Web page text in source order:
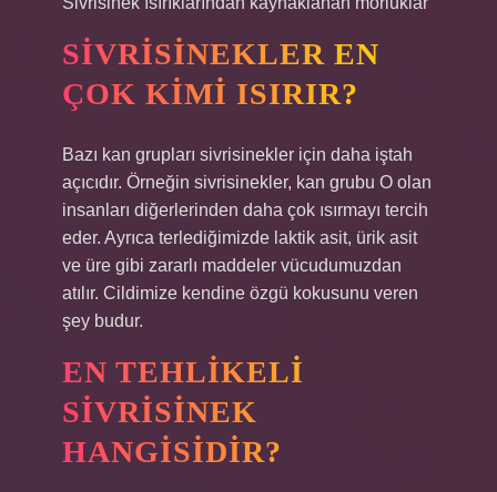
SIVRISINEKLER EN
ÇOK KIMI ISIRIR?
Bazı kan grupları sivrisinekler için daha iştah
açıcıdır. Örneğin sivrisinekler, kan grubu O olan
insanları diğerlerinden daha çok ısırmayı tercih
eder. Ayrıca terlediğimizde laktik asit, ürik asit
ve üre gibi zararlı maddeler vücudumuzdan
atılır. Cildimize kendine özgü kokusunu veren
şey budur.
EN TEHLIKELI
SIVRISINEK
HANGISIDIR?